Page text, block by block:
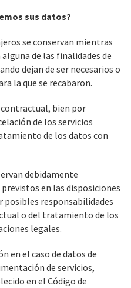
sus datos?
se conservan mientras
de las finalidades de
dejan de ser necesarios o
la que se recabaron.
contractual, bien por
de los servicios
de los datos con
debidamente
en las disposiciones
posibles responsabilidades
o del tratamiento de los
legales.
en el caso de datos de
de servicios,
en el Código de